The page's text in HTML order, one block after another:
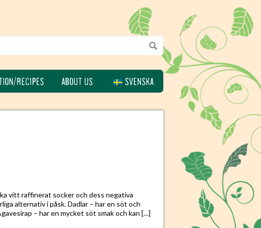
RECIPES ABOUT US SVENSKA
vitt raffinerat socker och dess negativa
alternativ i påsk. Dadlar – har en söt och
– har en mycket söt smak och kan […]